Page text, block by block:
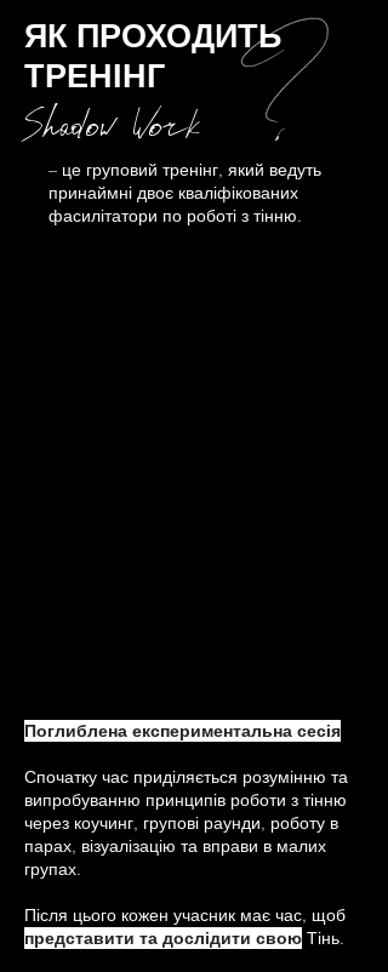
ЯК ПРОХОДИТЬ
ТРЕНІНГ
Shadow Work
– це груповий тренінг, який ведуть
принаймні двоє кваліфікованих
фасилітатори по роботі з тінню.
Поглиблена експериментальна сесія
Спочатку час приділяється розумінню та
випробуванню принципів роботи з тінню
через коучинг, групові раунди, роботу в
парах, візуалізацію та вправи в малих
групах.
Після цього кожен учасник має час, щоб
представити та дослідити свою Тінь.